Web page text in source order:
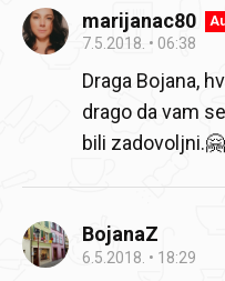
marijanac80
7.5.2018. 06:38
Draga Bojana,
drago da vam
bili zadovoljni.🤗
BojanaZ
6.5.2018. 18:29